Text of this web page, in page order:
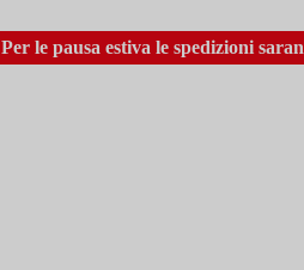
Per le pausa estiva le spedizioni